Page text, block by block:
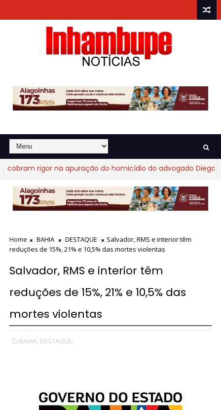
rigor na apuração do homicídio do advogado Diego
Home BAHIA DESTAQUE
Salvador, RMS e interior têm
reduções de 15%, 21% e 10,5% das mortes violentas
Salvador, RMS e interior têm
reduções de 15%, 21% e 10,5% das
mortes violentas
BAHIA, DESTAQUE,